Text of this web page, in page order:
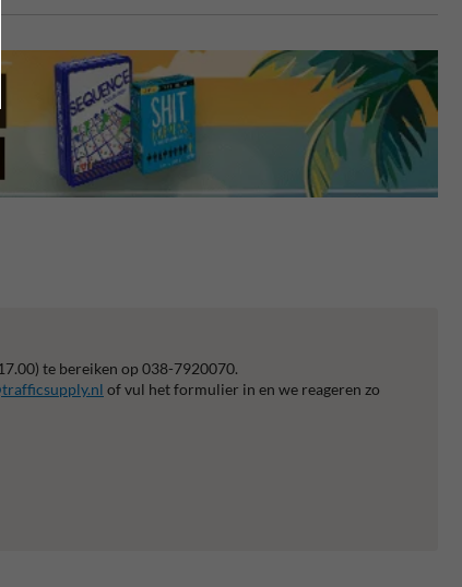
te bereiken op 038-7920070.
of vul het formulier in en we reageren zo